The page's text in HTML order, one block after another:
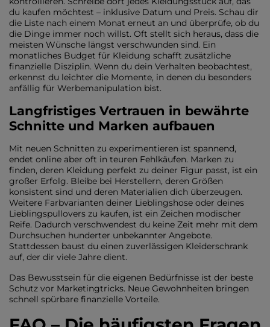
du kaufen möchtest – inklusive Datum und Preis. Schau dir
die Liste nach einem Monat erneut an und überprüfe, ob du
die Dinge immer noch willst. Oft stellt sich heraus, dass die
meisten Wünsche längst verschwunden sind. Ein
monatliches Budget für Kleidung schafft zusätzliche
finanzielle Disziplin. Wenn du dein Verhalten beobachtest,
erkennst du leichter die Momente, in denen du besonders
anfällig für Werbemanipulation bist.
Langfristiges Vertrauen in bewährte
Schnitte und Marken aufbauen
Mit neuen Schnitten zu experimentieren ist spannend,
endet online aber oft in teuren Fehlkäufen. Marken zu
finden, deren Kleidung perfekt zu deiner Figur passt, ist ein
großer Erfolg. Bleibe bei Herstellern, deren Größen
konsistent sind und deren Materialien dich überzeugen.
Weitere Farbvarianten deiner Lieblingshose oder deines
Lieblingspullovers zu kaufen, ist ein Zeichen modischer
Reife. Dadurch verschwendest du keine Zeit mehr mit dem
Durchsuchen hunderter unbekannter Angebote.
Stattdessen baust du einen zuverlässigen Kleiderschrank
auf, der dir viele Jahre dient.
Das Bewusstsein für die eigenen Bedürfnisse ist der beste
Schutz vor Marketingtricks. Neue Gewohnheiten bringen
schnell spürbare finanzielle Vorteile.